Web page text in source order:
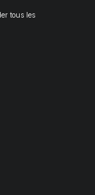
tous les